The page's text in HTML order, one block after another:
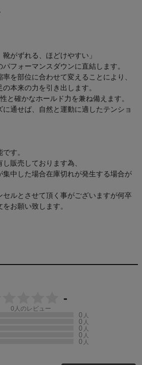
とめ買い
靴がずれる、ほどけやすい」
フォーマンスダウンに直結します。
を部位に合わせて変えることにより、
本来の力を引き出します。
と確かなホールド力を兼ね備えます。
通せば、自然と運動に適したテンショ
す。
販売しております為、
中した場合在庫切れが発生する場合が
セルとさせて頂く事がございますが何卒
お願い致します。
-
0 人のレビュー
0 人
0 人
0 人
0 人
0 人